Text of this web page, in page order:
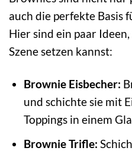
auch die perfekte Basis
Hier sind ein paar
Szene setzen kannst:
Brownie Eisbecher:
und schichte sie mit
Toppings in einem
Brownie Trifle: